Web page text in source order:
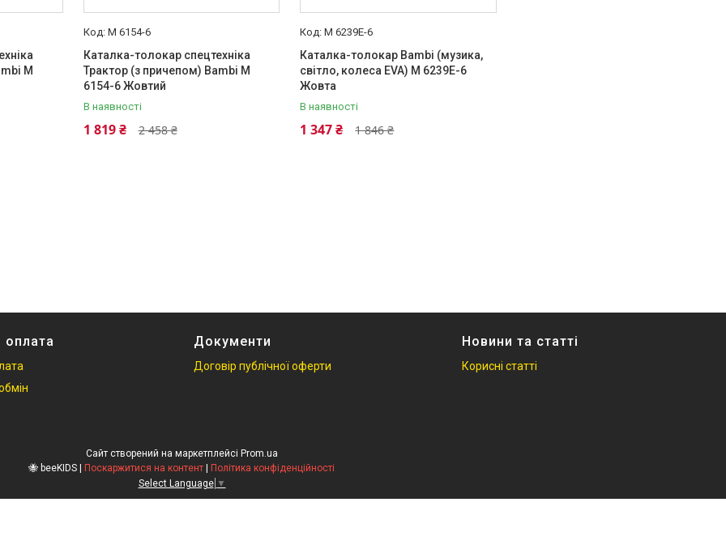
M
M 6154-6
Каталка-толокар спецтехніка
Трактор (з причепом) Bambi M
6154-6 Жовтий
В наявності
2 458 ₴
1 819 ₴
M 6239E-6
Каталка-толокар Bambi (музика,
світло, колеса EVA) M 6239E-6
Жовта
В наявності
1 846 ₴
1 347 ₴
оплата Документи
Договір публічної оферти
Новини та статті
Корисні статті
Сайт створений на маркетплейсі Prom.ua
Поскаржитися на контент
Політика конфіденційності
Select Language ▼